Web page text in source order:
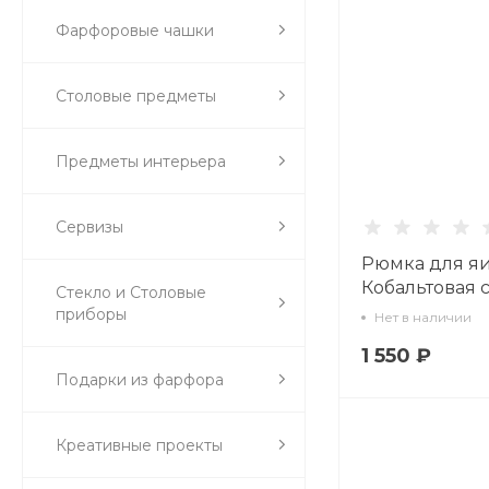
Фарфоровые чашки
Столовые предметы
Предметы интерьера
Сервизы
Стекло и Столовые
приборы
Подарки из фарфора
Креативные проекты
Рюмка для
Кобальтовая
80.07115.00.1
Нет в наличии
1 550 ₽